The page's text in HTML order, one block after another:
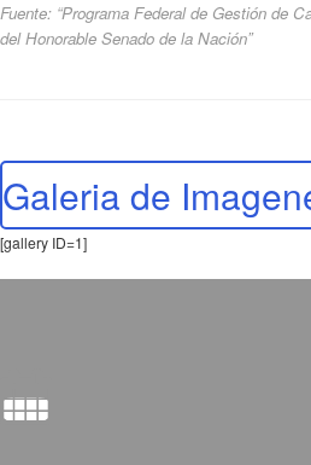
Fuente: “Programa Federal de Gestión de
del Honorable Senado de la Nación”
Galeria de
[gallery ID=1]